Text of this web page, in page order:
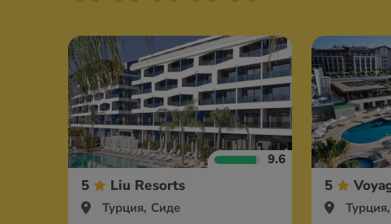
9.6
5 Liu Resorts
Турция, Сиде
5